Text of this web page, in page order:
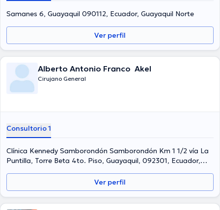
Samanes 6, Guayaquil 090112, Ecuador, Guayaquil Norte
Ver perfil
Alberto Antonio Franco Akel
Cirujano General
Consultorio 1
Clínica Kennedy Samborondón Samborondón Km 1 1/2 vía La
Puntilla, Torre Beta 4to. Piso, Guayaquil, 092301, Ecuador,
Ver perfil